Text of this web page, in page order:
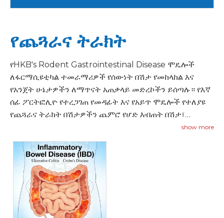
የጨጓራና ትራክት
የHKB's Rodent Gastrointestinal Disease ሞዴሎች
ለፋርማሲዩቲካል ተመራማሪዎች የሰውነት በሽታ የመከላከል እና
የአንጀት ሁኔታዎችን ለማጥናት አጠቃላይ መድረኮችን ይሰጣሉ። የእኛ
ሰፊ ፖርትፎሊዮ የተረጋገጠ የመዳፊት እና የአይጥ ሞዴሎች የተለያዩ
የጨጓራና ትራክት በሽታዎችን ጨምሮ የሆድ እብጠት በሽታ፣
eosinophilic gastroenteritis እና የኢሶፈገስ በሽታዎችን
ያጠቃልላል።
show more